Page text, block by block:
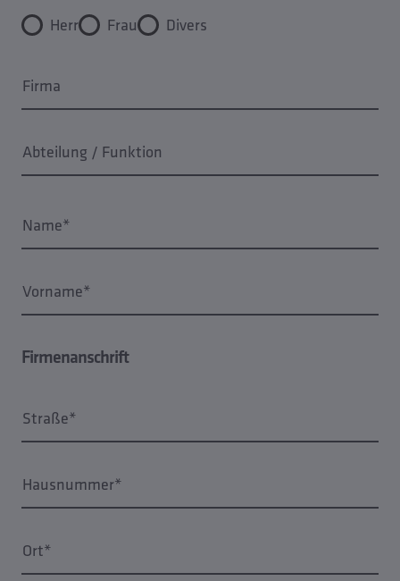
Herr Frau Divers
Firma
Abteilung / Funktion
Name*
Vorname*
Firmenanschrift
Straße*
Hausnummer*
Ort*